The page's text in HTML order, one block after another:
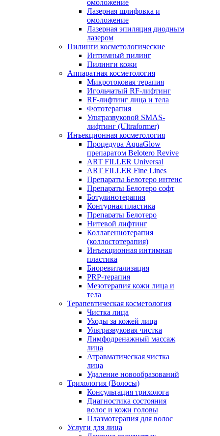
омоложение
Лазерная шлифовка и
омоложение
Лазерная эпиляция диодным
лазером
Пилинги косметологические
Интимный пилинг
Пилинги кожи
Аппаратная косметология
Микротоковая терапия
Игольчатый RF-лифтинг
RF-лифтинг лица и тела
Фототерапия
Ультразвуковой SMAS-
лифтинг (Ultraformer)
Инъекционная косметология
Процедура AquaGlow
препаратом Belotero Revive
ART FILLER Universal
ART FILLER Fine Lines
Препараты Белотеро интенс
Препараты Белотеро софт
Ботулинотерапия
Контурная пластика
Препараты Белотеро
Нитевой лифтинг
Коллагеннотерапия
(коллостотерапия)
Инъекционная интимная
пластика
Биоревитализация
PRP-терапия
Мезотерапия кожи лица и
тела
Терапевтическая косметология
Чистка лица
Уходы за кожей лица
Ультразвуковая чистка
Лимфодренажный массаж
лица
Атравматическая чистка
лица
Удаление новообразований
Трихология (Волосы)
Консультация трихолога
Диагностика состояния
волос и кожи головы
Плазмотерапия для волос
Услуги для лица